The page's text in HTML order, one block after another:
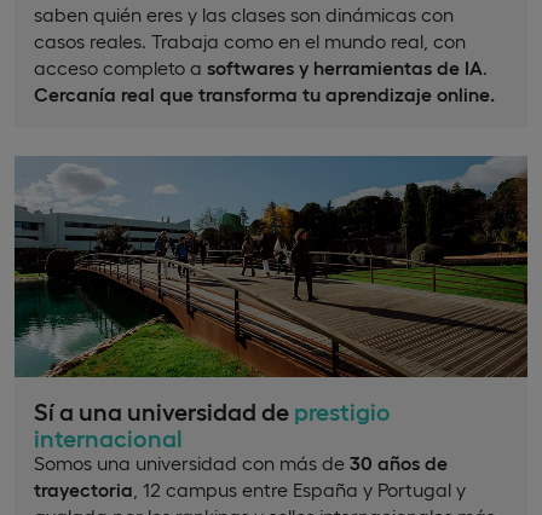
saben quién eres y las clases son dinámicas con
casos reales. Trabaja como en el mundo real, con
acceso completo a softwares y herramientas de IA
Cercanía real que transforma tu aprendizaje online.
Sí a una universidad de prestigio
internacional
Somos una universidad con más de 30 años de
trayectoria , 12 campus entre España y Portugal y